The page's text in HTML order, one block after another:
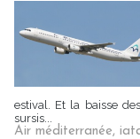
estival. Et la baisse
sursis...
Air méditerranée,